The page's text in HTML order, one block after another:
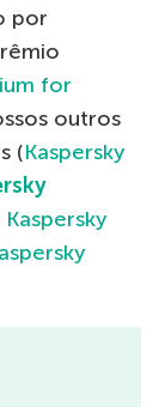
por
for
outros
(Kaspersky
Kaspersky